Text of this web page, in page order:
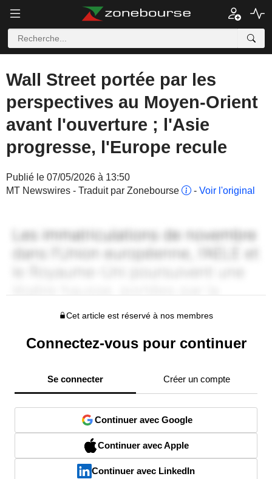
Wall Street portée par les
perspectives au Moyen-Orient
avant l'ouverture ; l'Asie
progresse, l'Europe recule
Publié le 07/05/2026 à 13:50
MT Newswires - Traduit par Zonebourse
- Voir l'original
Cet article est réservé à nos membres
Connectez-vous pour continuer
Se connecter Créer un compte
Continuer avec Google
Continuer avec Apple
Continuer avec LinkedIn